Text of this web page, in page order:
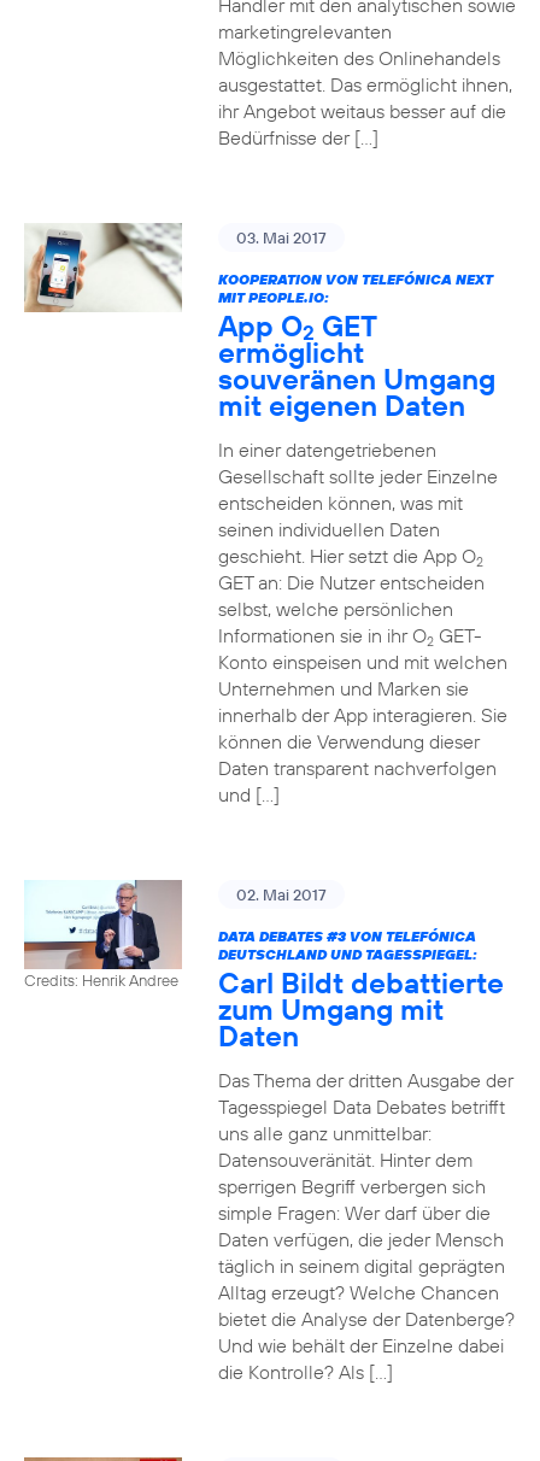
Händler mit den analytischen sowie
marketingrelevanten
Möglichkeiten des Onlinehandels
ausgestattet. Das ermöglicht ihnen,
ihr Angebot weitaus besser auf die
Bedürfnisse der […]
03. Mai 2017
KOOPERATION VON TELEFÓNICA NEXT
MIT PEOPLE.IO:
App O2 GET
ermöglicht
souveränen Umgang
mit eigenen Daten
In einer datengetriebenen
Gesellschaft sollte jeder Einzelne
entscheiden können, was mit
seinen individuellen Daten
geschieht. Hier setzt die App O2
GET an: Die Nutzer entscheiden
selbst, welche persönlichen
Informationen sie in ihr O2GET-
Konto einspeisen und mit welchen
Unternehmen und Marken sie
innerhalb der App interagieren. Sie
können die Verwendung dieser
Daten transparent nachverfolgen
und […]
Credits: Henrik Andree
02. Mai 2017
DATA DEBATES #3VON TELEFÓNICA
DEUTSCHLAND UND TAGESSPIEGEL:
Carl Bildt debattierte
zum Umgang mit
Daten
Das Thema der dritten Ausgabe der
Tagesspiegel Data Debates betrifft
uns alle ganz unmittelbar:
Datensouveränität. Hinter dem
sperrigen Begriff verbergen sich
simple Fragen: Wer darf über die
Daten verfügen, die jeder Mensch
täglich in seinem digital geprägten
Alltag erzeugt? Welche Chancen
bietet die Analyse der Datenberge?
Und wie behält der Einzelne dabei
die Kontrolle? Als […]